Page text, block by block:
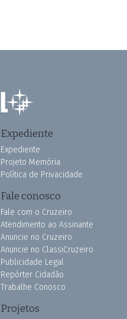
Expediente
Expediente
Projeto Memória
Política de Privacidade
Fale conosco
Fale com o Cruzeiro
Atendimento ao Assinante
Anuncie no Cruzeiro
Anuncie no ClassiCruzeiro
Publicidade Legal
Repórter Cidadão
Trabalhe Conosco
Projetos